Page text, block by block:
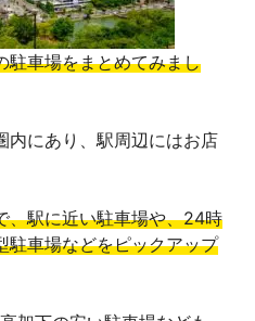
s
e
n
T
s
l
駐車場をまとめてみまし
内にあり、駅周辺にはお店
、駅に近い駐車場や、24時
駐車場などをピックアップ